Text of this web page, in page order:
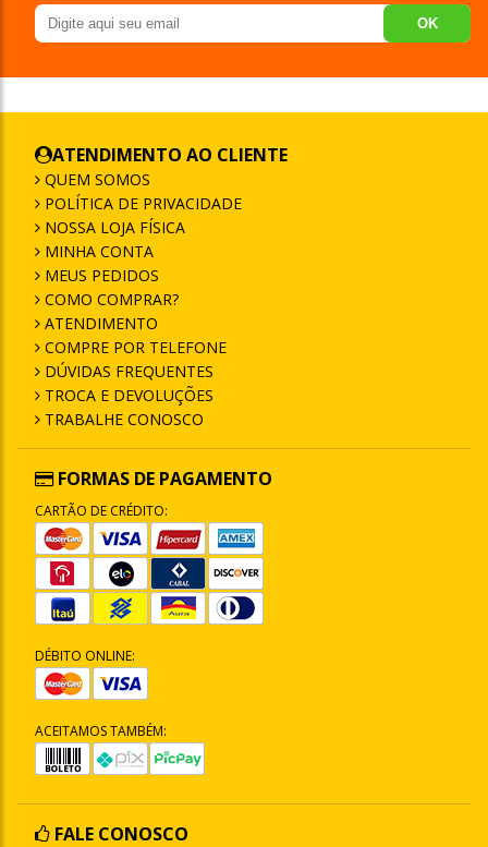
OK
ATENDIMENTO AO CLIENTE
QUEM SOMOS
POLÍTICA DE PRIVACIDADE
NOSSA LOJA FÍSICA
MINHA CONTA
MEUS PEDIDOS
COMO COMPRAR?
ATENDIMENTO
COMPRE POR TELEFONE
DÚVIDAS FREQUENTES
TROCA E DEVOLUÇÕES
TRABALHE CONOSCO
FORMAS DE PAGAMENTO
CARTÃO DE CRÉDITO:
DÉBITO ONLINE:
ACEITAMOS TAMBÉM:
FALE CONOSCO